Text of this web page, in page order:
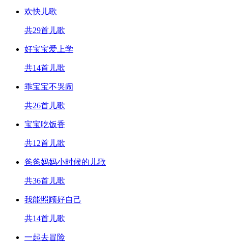
欢快儿歌
共29首儿歌
好宝宝爱上学
共14首儿歌
乖宝宝不哭闹
共26首儿歌
宝宝吃饭香
共12首儿歌
爸爸妈妈小时候的儿歌
共36首儿歌
我能照顾好自己
共14首儿歌
一起去冒险